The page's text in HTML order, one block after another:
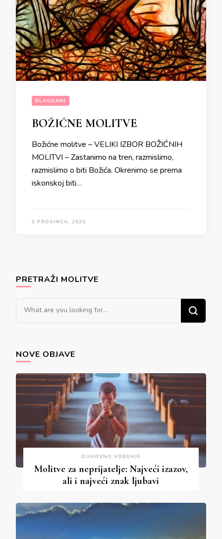
BLAGDANI
BOŽIĆNE MOLITVE
Božićne molitve – VELIKI IZBOR BOŽIĆNIH
MOLITVI – Zastanimo na tren, razmislimo,
razmislimo o biti Božića. Okrenimo se prema
iskonskoj biti…
3 PROSINCA, 2020
PRETRAŽI MOLITVE
Looking
for
NOVE OBJAVE
DUHOVNO VOĐENJE
Molitve za neprijatelje: Najveći izazov,
ali i najveći znak ljubavi